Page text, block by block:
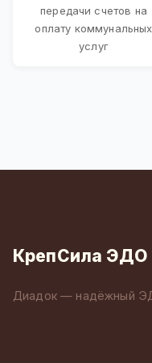
передачи счетов на
оплату коммунальных
услуг
КрепСила ЭДО
Диадок — надёжный